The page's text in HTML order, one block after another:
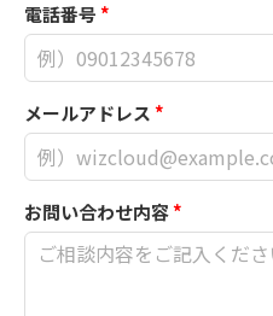
電話番号*
メールアドレス*
お問い合わせ内容*